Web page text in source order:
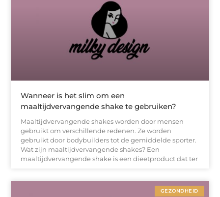
Wanneer is het slim om een
maaltijdvervangende shake te gebruiken?
Maaltijdvervangende shakes worden door mensen
gebruikt om verschillende redenen. Ze worden
gebruikt door bodybuilders tot de gemiddelde sporter.
Wat zijn maaltijdvervangende shakes? Een
maaltijdvervangende shake is een dieetproduct dat ter
GEZONDHEID